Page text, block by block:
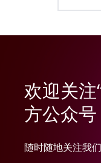
欢迎关注
方公众号
随时随地关注我